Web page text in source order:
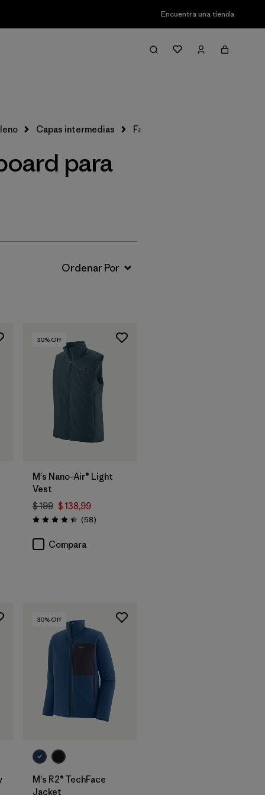
Encuentra una tienda
Filter & Sort
Capas intermedias Fair Trade, S
para
30% Off
M's Nano-Air® Light
Vest
$ 199 $ 138,99
Valoración: 4.4 / 5
(58Comentarios
)
Compara
30% Off
M's R2® TechFace
Jacket